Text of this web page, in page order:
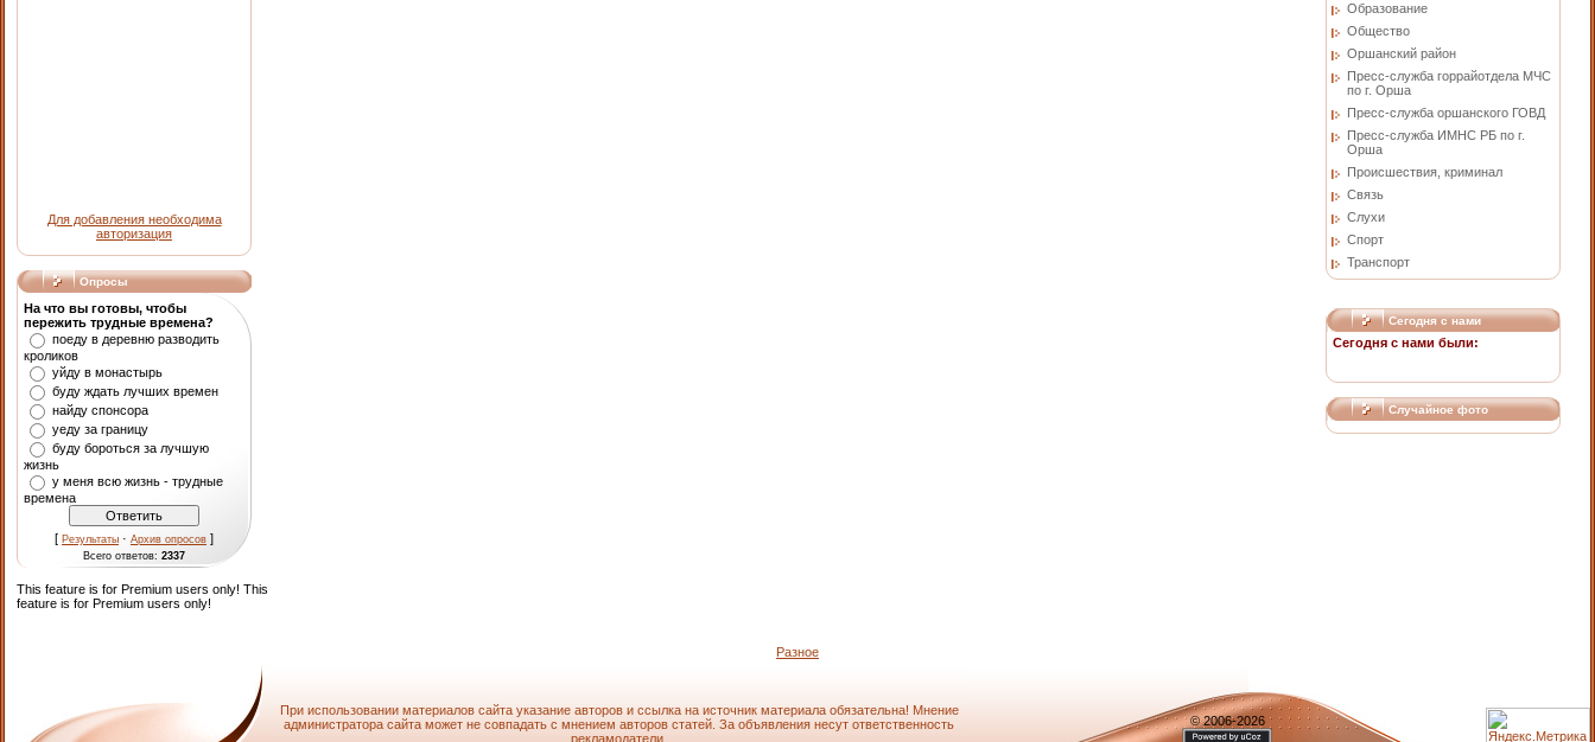
Для добавления необходима
авторизация
Опросы
На что вы готовы, чтобы
пережить трудные времена?
поеду в деревню разводить
кроликов
уйду в монастырь
буду ждать лучших времен
найду спонсора
уеду за границу
буду бороться за лучшую
жизнь
у меня всю жизнь - трудные
времена
[ Результаты · Архив опросов ]
Всего ответов: 2337
This feature is for Premium users only! This
feature is for Premium users only!
Образование
Общество
Оршанский район
Пресс-служба горрайотдела МЧС
по г. Орша
Пресс-служба оршанского ГОВД
Пресс-служба ИМНС РБ по г.
Орша
Проиcшествия, криминал
Связь
Слухи
Спорт
Транспорт
Сегодня с нами
Сегодня с нами были:
Случайное фото
Разное
При использовании материалов сайта указание авторов и ссылка на источник материала обязательна! Мнение
администратора сайта может не совпадать с мнением авторов статей. За объявления несут ответственность
рекламодатели.
© 2006-2026